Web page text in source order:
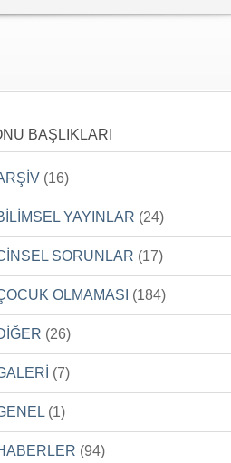
BAŞLIKLARI
(16)
YAYINLAR (24)
SORUNLAR (17)
OLMAMASI (184)
(26)
(7)
(1)
(94)